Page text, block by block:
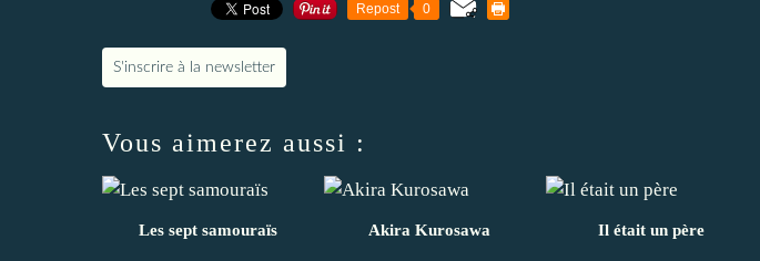
Repost 0
S'inscrire à la newsletter
Vous aimerez aussi :
Les sept samouraïs Akira Kurosawa
Il était un père